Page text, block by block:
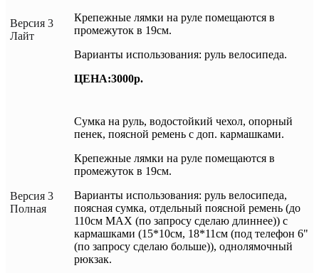
Версия 3
Лайт
Крепежные лямки на руле помещаются в
промежуток в 19см.
Варианты использования: руль велосипеда.
ЦЕНА:3000р.
Версия 3
Полная
Сумка на руль, водостойкий чехол, опорный
пенек, поясной ремень с доп. кармашками.
Крепежные лямки на руле помещаются в
промежуток в 19см.
Варианты использования: руль велосипеда,
поясная сумка, отдельный поясной ремень (до
110см MAX (по запросу сделаю длиннее)) с
кармашками (15*10см, 18*11см (под телефон 6"
(по запросу сделаю больше)), однолямочный
рюкзак.